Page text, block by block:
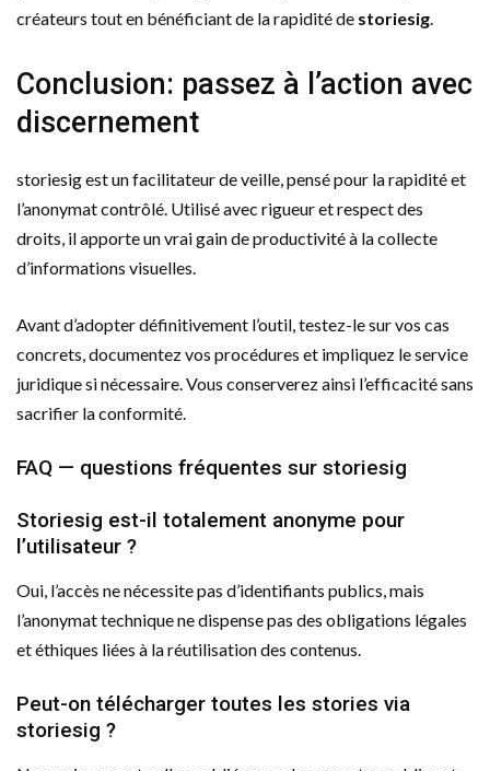
créateurs tout en bénéficiant de la rapidité de storiesig.
Conclusion: passez à l’action avec
discernement
storiesig est un facilitateur de veille, pensé pour la rapidité et
l’anonymat contrôlé. Utilisé avec rigueur et respect des
droits, il apporte un vrai gain de productivité à la collecte
d’informations visuelles.
Avant d’adopter définitivement l’outil, testez-le sur vos cas
concrets, documentez vos procédures et impliquez le service
juridique si nécessaire. Vous conserverez ainsi l’efficacité sans
sacrifier la conformité.
FAQ — questions fréquentes sur storiesig
Storiesig est-il totalement anonyme pour
l’utilisateur ?
Oui, l’accès ne nécessite pas d’identifiants publics, mais
l’anonymat technique ne dispense pas des obligations légales
et éthiques liées à la réutilisation des contenus.
Peut-on télécharger toutes les stories via
storiesig ?